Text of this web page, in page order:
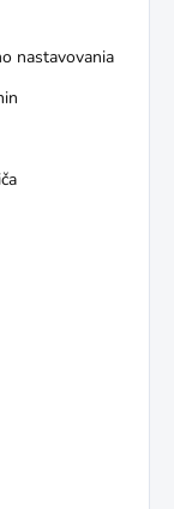
nastavovania